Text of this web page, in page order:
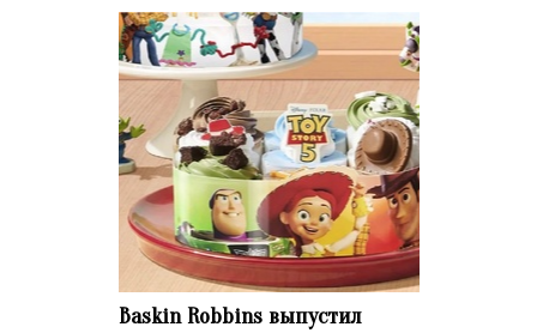
Baskin Robbins выпустил